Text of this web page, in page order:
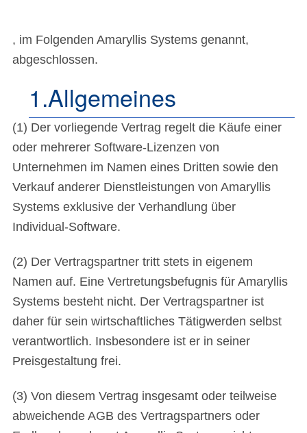
, im Folgenden Amaryllis Systems genannt,
abgeschlossen.
1.Allgemeines
(1) Der vorliegende Vertrag regelt die Käufe einer
oder mehrerer Software-Lizenzen von
Unternehmen im Namen eines Dritten sowie den
Verkauf anderer Dienstleistungen von Amaryllis
Systems exklusive der Verhandlung über
Individual-Software.
(2) Der Vertragspartner tritt stets in eigenem
Namen auf. Eine Vertretungsbefugnis für Amaryllis
Systems besteht nicht. Der Vertragspartner ist
daher für sein wirtschaftliches Tätigwerden selbst
verantwortlich. Insbesondere ist er in seiner
Preisgestaltung frei.
(3) Von diesem Vertrag insgesamt oder teilweise
abweichende AGB des Vertragspartners oder